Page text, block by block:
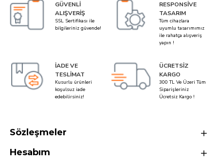
GÜVENLI
ALIŞVERIŞ
SSL Sertifikası ile
bilgileriniz güvende!
RESPONSIVE
TASARIM
Tüm cihazlara
uyumlu tasarımımız
ile rahatça alışveriş
yapın !
İADE VE
TESLIMAT
Kusurlu ürünleri
koşulsuz iade
edebilirsiniz!
ÜCRETSIZ
KARGO
300 TL Ve Üzeri Tüm
Siparişleriniz
Ücretsiz Kargo !
Sözleşmeler
Hesabım